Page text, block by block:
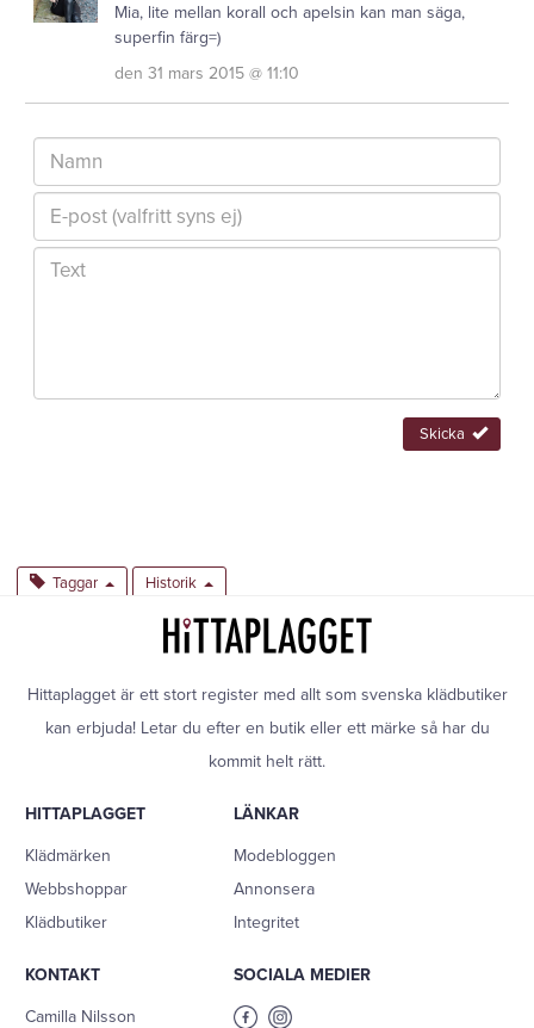
Mia, lite mellan korall och apelsin kan man säga,
superfin färg=)
den 31 mars 2015 @ 11:10
Skicka
Taggar Historik
Hittaplagget är ett stort register med allt som svenska klädbutiker
kan erbjuda! Letar du efter en butik eller ett märke så har du
kommit helt rätt.
HITTAPLAGGET
Klädmärken
Webbshoppar
Klädbutiker
LÄNKAR
Modebloggen
Annonsera
Integritet
KONTAKT
Camilla Nilsson
SOCIALA MEDIER